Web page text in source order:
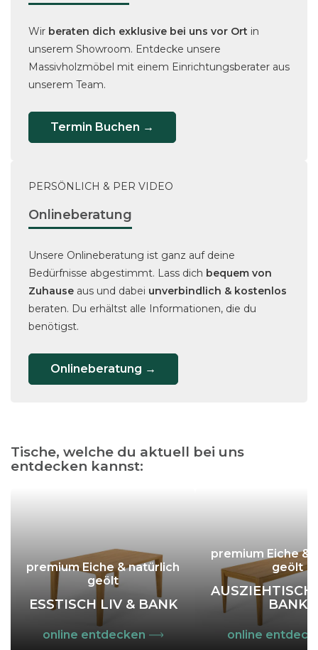
Wir beraten dich exklusive bei uns vor Ort in
unserem Showroom. Entdecke unsere
Massivholzmöbel mit einem Einrichtungsberater aus
unserem Team.
Termin Buchen →
PERSÖNLICH & PER VIDEO
Onlineberatung
Unsere Onlineberatung ist ganz auf deine
Bedürfnisse abgestimmt. Lass dich bequem von
Zuhause aus und dabei unverbindlich & kostenlos
beraten. Du erhältst alle Informationen, die du
benötigst.
Onlineberatung →
Tische, welche du aktuell bei uns
entdecken kannst:
premium Eiche & natürlich
geölt
ESSTISCH LIV & BANK
online entdecken
premium Eiche &
geölt
AUSZIEHTISCH
BANK
online